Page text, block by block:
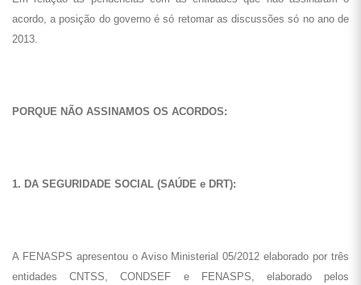
acordo, a posição do governo é só retomar as discussões só no ano de
2013.
PORQUE NÃO ASSINAMOS OS ACORDOS:
1. DA SEGURIDADE SOCIAL (SAÚDE e DRT):
A FENASPS apresentou o Aviso Ministerial 05/2012 elaborado por três
entidades CNTSS, CONDSEF e FENASPS, elaborado pelos